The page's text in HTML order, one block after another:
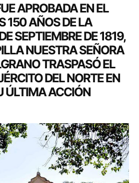
APROBADA EN EL
150 AÑOS DE LA
SEPTIEMBRE DE 1819,
NUESTRA SEÑORA
TRASPASÓ EL
DEL NORTE EN
ÚLTIMA ACCIÓN